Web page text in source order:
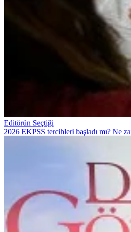
Editörün Seçtiği
2026 EKPSS tercihleri başladı mı? Ne